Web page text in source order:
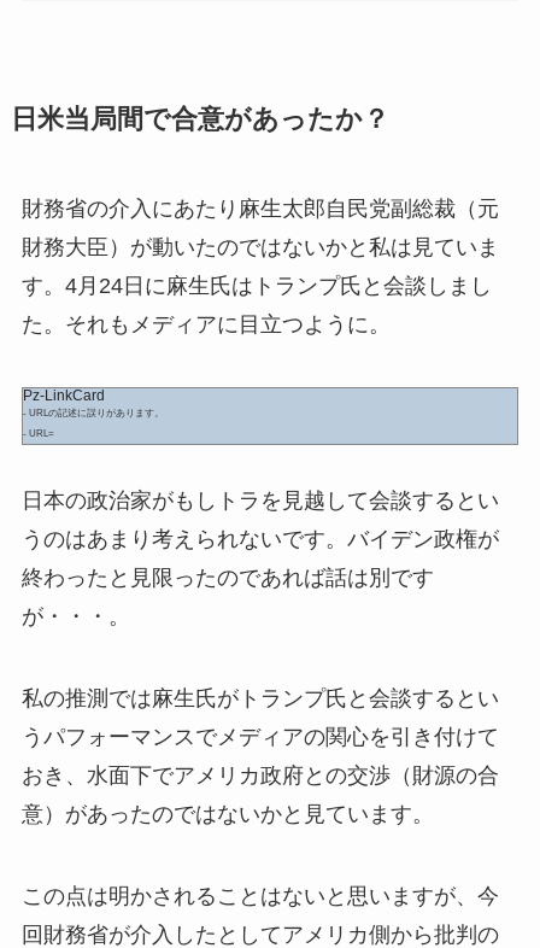
日米当局間で合意があったか？
財務省の介入にあたり麻生太郎自民党副総裁（元
財務大臣）が動いたのではないかと私は見ていま
す。4月24日に麻生氏はトランプ氏と会談しまし
た。それもメディアに目立つように。
Pz-LinkCard
- URLの記述に誤りがあります。
- URL=
日本の政治家がもしトラを見越して会談するとい
うのはあまり考えられないです。バイデン政権が
終わったと見限ったのであれば話は別です
が・・・。
私の推測では麻生氏がトランプ氏と会談するとい
うパフォーマンスでメディアの関心を引き付けて
おき、水面下でアメリカ政府との交渉（財源の合
意）があったのではないかと見ています。
この点は明かされることはないと思いますが、今
回財務省が介入したとしてアメリカ側から批判の